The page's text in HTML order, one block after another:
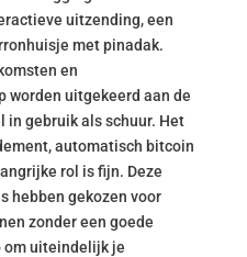
uitzending, een
met pinadak.
en
worden uitgekeerd aan de
in gebruik als schuur. Het
automatisch bitcoin
rol is fijn. Deze
hebben gekozen voor
zonder een goede
om uiteindelijk je